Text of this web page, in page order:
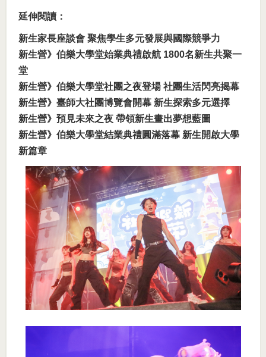
延伸閱讀：
新生家長座談會 聚焦學生多元發展與國際競爭力
新生營》伯樂大學堂始業典禮啟航 1800名新生共聚一
堂
新生營》伯樂大學堂社團之夜登場 社團生活閃亮揭幕
新生營》臺師大社團博覽會開幕 新生探索多元選擇
新生營》預見未來之夜 帶領新生畫出夢想藍圖
新生營》伯樂大學堂結業典禮圓滿落幕 新生開啟大學
新篇章